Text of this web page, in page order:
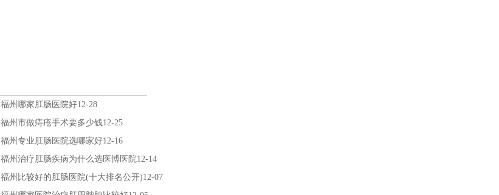
福州哪家肛肠医院好12-28
福州市做痔疮手术要多少钱12-25
福州专业肛肠医院选哪家好12-16
福州治疗肛肠疾病为什么选医博医院12-14
福州比较好的肛肠医院(十大排名公开)12-07